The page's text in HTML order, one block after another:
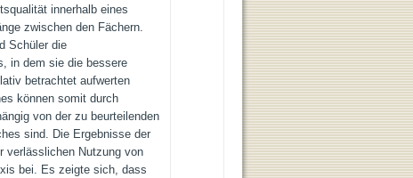
innerhalb eines
zwischen den Fächern.
Schüler die
in dem sie die bessere
betrachtet aufwerten
können somit durch
von der zu beurteilenden
sind. Die Ergebnisse der
verlässlichen Nutzung von
bei. Es zeigte sich, dass